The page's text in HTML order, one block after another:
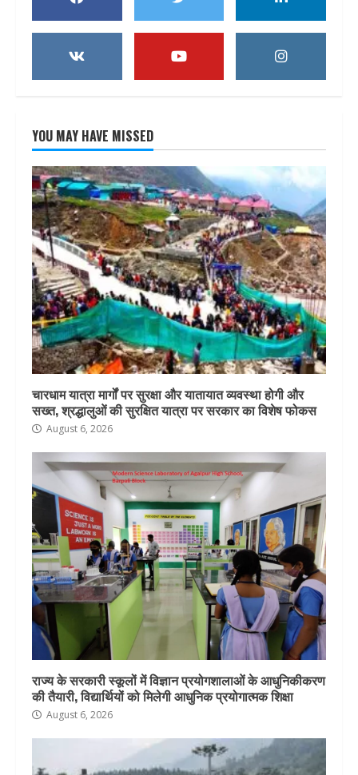
YOU MAY HAVE MISSED
चारधाम यात्रा मार्गों पर सुरक्षा और यातायात व्यवस्था होगी और
सख्त, श्रद्धालुओं की सुरक्षित यात्रा पर सरकार का विशेष फोकस
August 6, 2026
राज्य के सरकारी स्कूलों में विज्ञान प्रयोगशालाओं के आधुनिकीकरण
की तैयारी, विद्यार्थियों को मिलेगी आधुनिक प्रयोगात्मक शिक्षा
August 6, 2026